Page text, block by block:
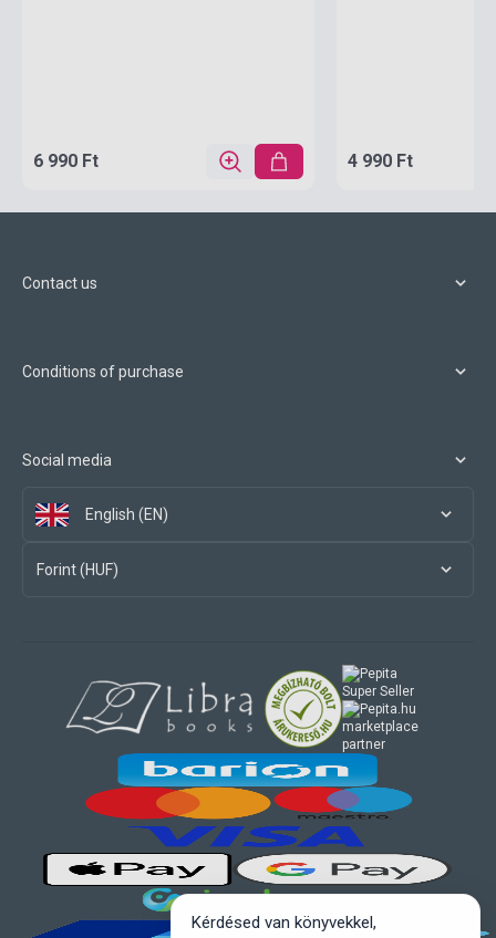
6 990 Ft 4 990 Ft
Contact us
Conditions of purchase
Social media
English (EN)
Forint (HUF)
marketplace
partner
Kérdésed van könyvekkel,